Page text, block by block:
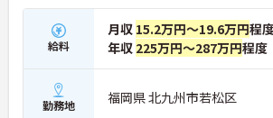
給料
月収 15.2万円～19.6万円程
年収 225万円～287万円程度
勤務地 福岡県 北九州市若松区